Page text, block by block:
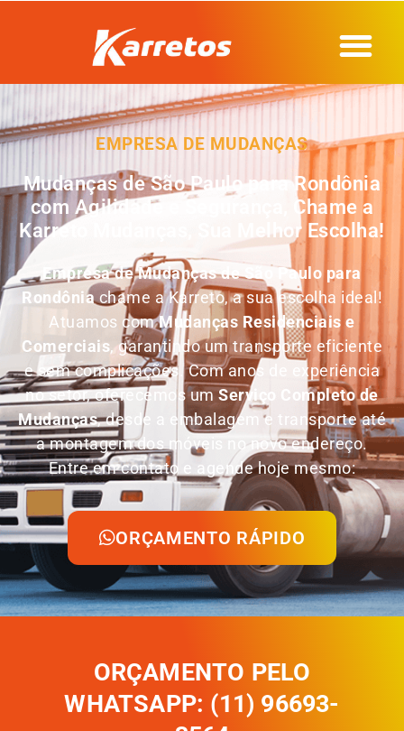
EMPRESA DE MUDANÇAS
Mudanças de São Paulo para Rondônia
com Agilidade e Segurança, Chame a
Karreto Mudanças, Sua Melhor Escolha!
Empresa deMudanças de São Paulo para
Rondôniachame a Karreto, a sua escolha ideal!
Atuamos comMudanças Residenciais e
Comerciais, garantindo um transporte eficiente
e sem complicações. Com anos de experiência
no setor, oferecemos umServiço Completo de
Mudanças, desde a embalagem e transporte até
a montagem dos móveis no novo endereço.
Entre em contato e agende hoje mesmo:
ORÇAMENTO RÁPIDO
ORÇAMENTO PELO
WHATSAPP: (11) 96693-